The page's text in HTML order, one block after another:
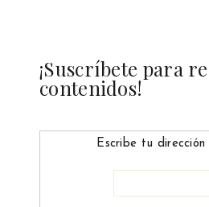
¡Suscríbete para
contenidos!
Escribe tu dirección